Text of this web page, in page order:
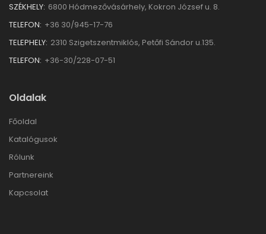
SZÉKHELY: 6800 Hódmezővásárhely, Kokron József u. 8.
TELEFON: +36 30/945-17-76
TELEPHELY: 2310 Szigetszentmiklós, Petőfi Sándor u.135.
TELEFON: +36-30/228-07-51
Oldalak
Főoldal
Katalógusok
Rólunk
Partnereink
Kapcsolat